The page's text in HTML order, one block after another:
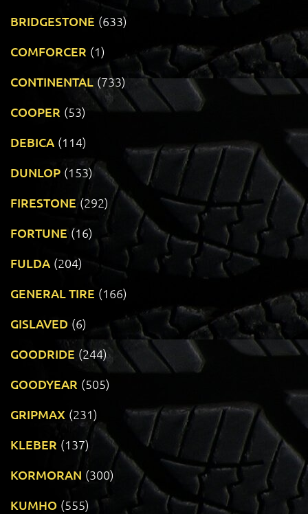
BRIDGESTONE (633)
COMFORCER (1)
CONTINENTAL (733)
COOPER (53)
DEBICA (114)
DUNLOP (153)
FIRESTONE (292)
FORTUNE (16)
FULDA (204)
GENERAL TIRE (166)
GISLAVED (6)
GOODRIDE (244)
GOODYEAR (505)
GRIPMAX (231)
KLEBER (137)
KORMORAN (300)
KUMHO (555)